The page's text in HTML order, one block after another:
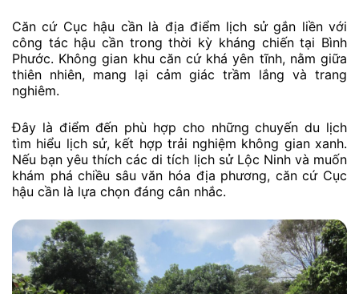
Căn cứ Cục hậu cần là địa điểm lịch sử gắn liền với
công tác hậu cần trong thời kỳ kháng chiến tại Bình
Phước. Không gian khu căn cứ khá yên tĩnh, nằm giữa
thiên nhiên, mang lại cảm giác trầm lắng và trang
nghiêm.
Đây là điểm đến phù hợp cho những chuyến du lịch
tìm hiểu lịch sử, kết hợp trải nghiệm không gian xanh.
Nếu bạn yêu thích các di tích lịch sử Lộc Ninh và muốn
khám phá chiều sâu văn hóa địa phương, căn cứ Cục
hậu cần là lựa chọn đáng cân nhắc.